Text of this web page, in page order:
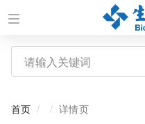
首页 详情页